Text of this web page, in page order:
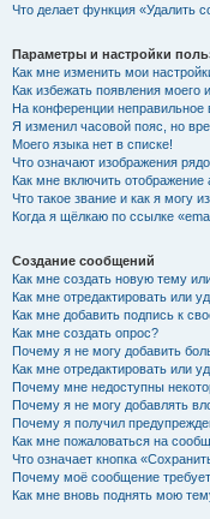
Что делает функция «Удалить
Параметры и настройки
Как мне изменить мои
Как избежать появления моего
На конференции неправильное
Я изменил часовой пояс, но
Моего языка нет в списке!
Что означают изображения
Как мне включить отображение
Что такое звание и как я могу
Когда я щёлкаю по ссылке
Создание сообщений
Как мне создать новую тему
Как мне отредактировать или
Как мне добавить подпись к
Как мне создать опрос?
Почему я не могу добавить
Как мне отредактировать или
Почему мне недоступны
Почему я не могу добавлять
Почему я получил
Как мне пожаловаться на
Что означает кнопка
Почему моё сообщение
Как мне вновь поднять мою